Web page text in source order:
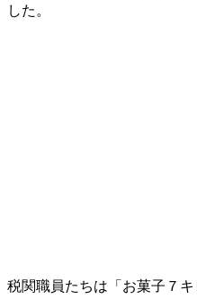
した。
税関職員たちは「お菓子７